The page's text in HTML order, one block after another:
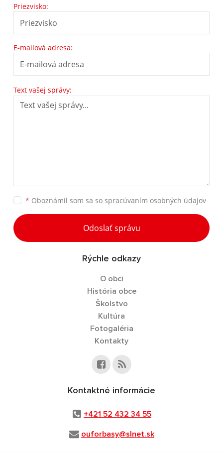
Priezvisko:
E-mailová adresa:
Text vašej správy:
* Oboznámil som sa so spracúvaním osobných údajov
Odoslať správu
Rýchle odkazy
O obci
História obce
Školstvo
Kultúra
Fotogaléria
Kontakty
Kontaktné informácie
+421 52 432 34 55
ouforbasy@slnet.sk